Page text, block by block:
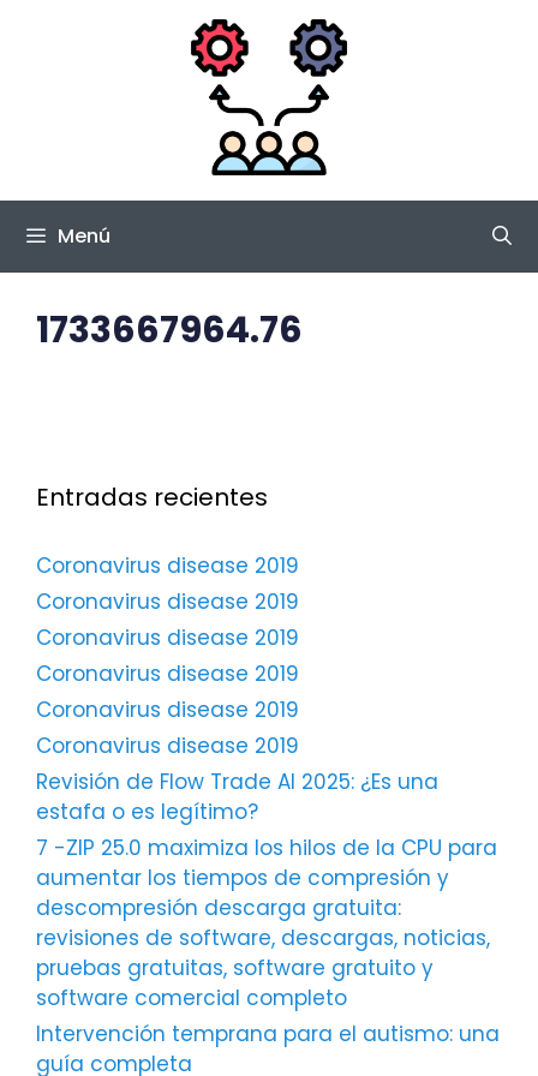
Menú
1733667964.76
Entradas recientes
Coronavirus disease 2019
Coronavirus disease 2019
Coronavirus disease 2019
Coronavirus disease 2019
Coronavirus disease 2019
Coronavirus disease 2019
Revisión de Flow Trade AI 2025: ¿Es una
estafa o es legítimo?
7 -ZIP 25.0 maximiza los hilos de la CPU para
aumentar los tiempos de compresión y
descompresión descarga gratuita:
revisiones de software, descargas, noticias,
pruebas gratuitas, software gratuito y
software comercial completo
Intervención temprana para el autismo: una
guía completa